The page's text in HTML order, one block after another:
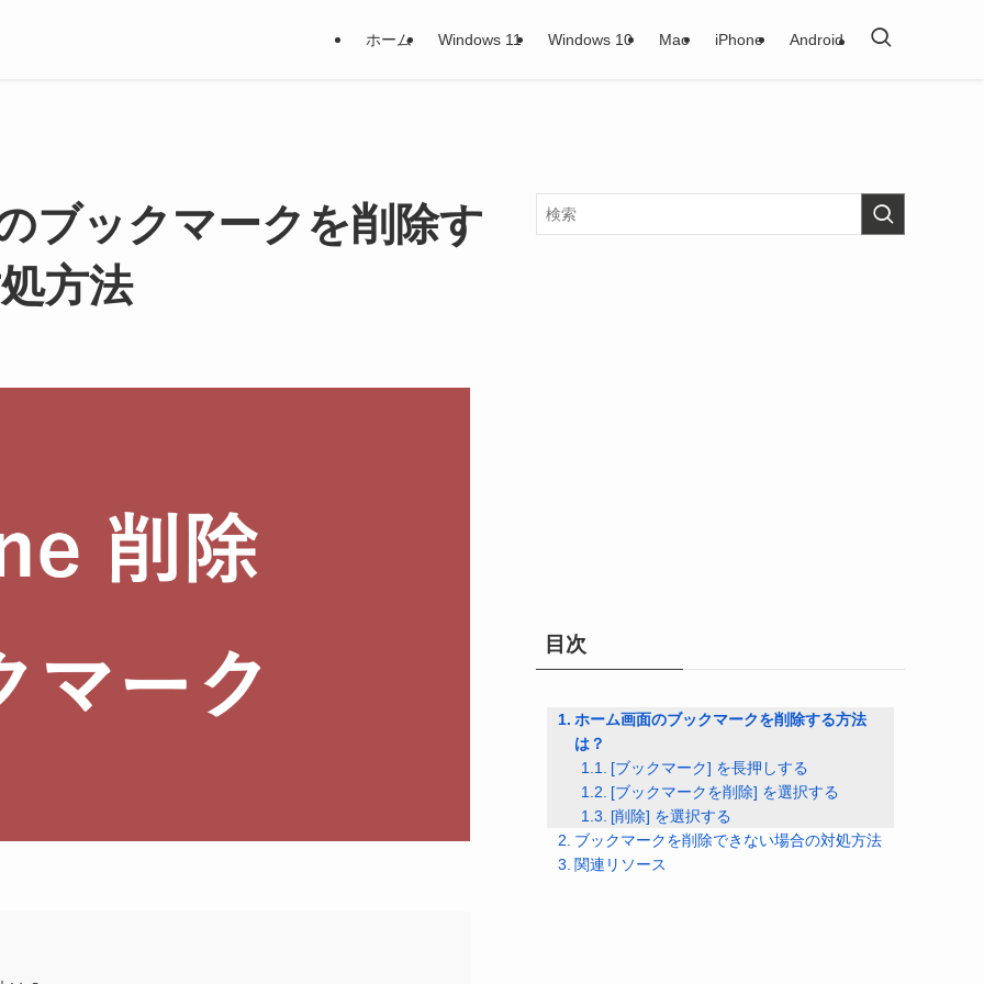
ホーム Windows 11 Windows 10 Mac iPhone Android
ブックマークを削除す
方法
目次
ホーム画面のブックマークを削除する方法
は？
[ブックマーク] を長押しする
[ブックマークを削除] を選択する
[削除] を選択する
ブックマークを削除できない場合の対処方法
関連リソース